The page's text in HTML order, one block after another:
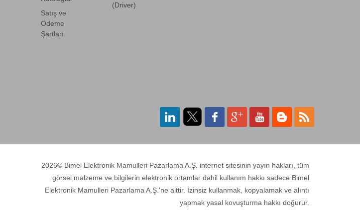
DUAL J-K F/F NEG ED.
SET/RESET
DUAL RETRIG.MONO
74LS136
Satış ve
Ödeme
Şartları
(Driver)
2026© Bimel Elektronik Mamulleri Pazarlama A.Ş. internet sitesinin yayın hakları, tüm
görsel malzeme ve bilgilerin elektronik ortamlar dahil kullanım hakkı sadece Bimel
Elektronik Mamulleri Pazarlama A.Ş.'ne aittir. İzinsiz kullanmak, kopyalamak ve alıntı
yapmak yasal kovuşturma hakkı doğurur.